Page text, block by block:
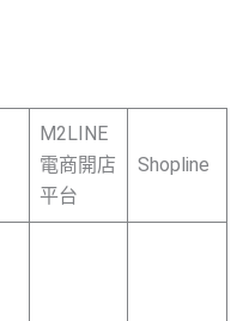
M2LINE
電商開店
平台
Shopline